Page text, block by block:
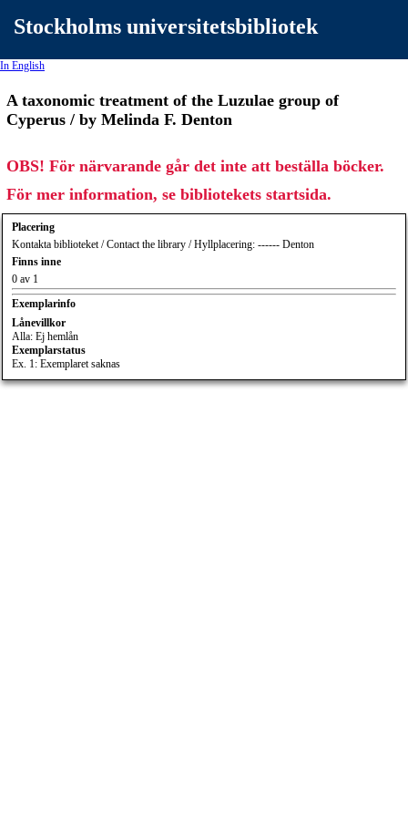
Stockholms universitetsbibliotek
In English
A taxonomic treatment of the Luzulae group of
Cyperus / by Melinda F. Denton
OBS! För närvarande går det inte att beställa böcker.
För mer information, se bibliotekets startsida.
Placering
Kontakta biblioteket / Contact the library / Hyllplacering: ------ Denton
Finns inne
0 av 1
Exemplarinfo
Lånevillkor
Alla: Ej hemlån
Exemplarstatus
Ex. 1: Exemplaret saknas